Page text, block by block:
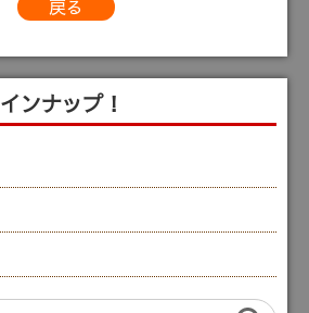
戻る
ンナップ！